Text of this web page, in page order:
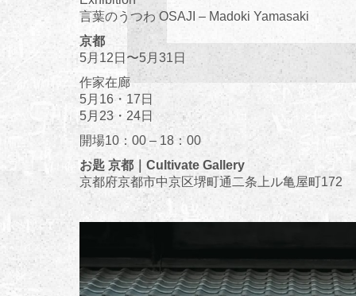
言葉のうつわ OSAJI – Madoki Yamasaki
京都
5月12日〜5月31日
作家在廊
5月16・17日
5月23・24日
開場10：00 – 18：00
お匙 京都｜Cultivate Gallery
京都府京都市中京区堺町通二条上ル亀屋町172